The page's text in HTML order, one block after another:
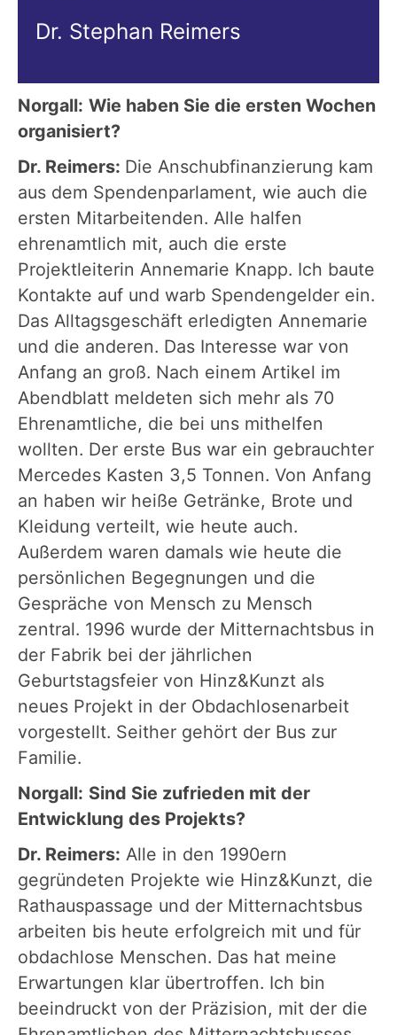
Dr. Stephan Reimers
Norgall: Wie haben Sie die ersten Wochen
organisiert?
Dr. Reimers: Die Anschubfinanzierung kam
aus dem Spendenparlament, wie auch die
ersten Mitarbeitenden. Alle halfen
ehrenamtlich mit, auch die erste
Projektleiterin Annemarie Knapp. Ich baute
Kontakte auf und warb Spendengelder ein.
Das Alltagsgeschäft erledigten Annemarie
und die anderen. Das Interesse war von
Anfang an groß. Nach einem Artikel im
Abendblatt meldeten sich mehr als 70
Ehrenamtliche, die bei uns mithelfen
wollten. Der erste Bus war ein gebrauchter
Mercedes Kasten 3,5 Tonnen. Von Anfang
an haben wir heiße Getränke, Brote und
Kleidung verteilt, wie heute auch.
Außerdem waren damals wie heute die
persönlichen Begegnungen und die
Gespräche von Mensch zu Mensch
zentral. 1996 wurde der Mitternachtsbus in
der Fabrik bei der jährlichen
Geburtstagsfeier von Hinz&Kunzt als
neues Projekt in der Obdachlosenarbeit
vorgestellt. Seither gehört der Bus zur
Familie.
Norgall: Sind Sie zufrieden mit der
Entwicklung des Projekts?
Dr. Reimers: Alle in den 1990ern
gegründeten Projekte wie Hinz&Kunzt, die
Rathauspassage und der Mitternachtsbus
arbeiten bis heute erfolgreich mit und für
obdachlose Menschen. Das hat meine
Erwartungen klar übertroffen. Ich bin
beeindruckt von der Präzision, mit der die